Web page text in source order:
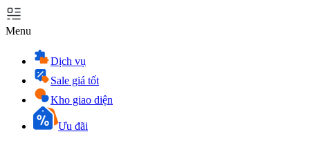
Menu
Dịch vụ
Sale giá tốt
Kho giao diện
Ưu đãi